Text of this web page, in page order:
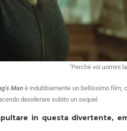
"Perché voi uomini
Manè indubbiamente un bellissimo film,
desiderare subito un sequel.
in questa divertente,